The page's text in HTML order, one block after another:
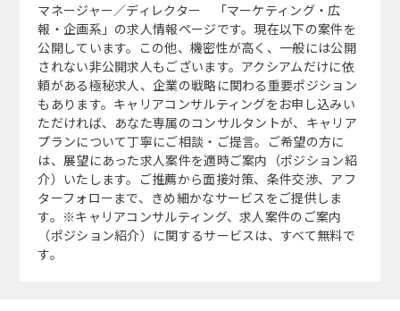
“展”職
コンサルタントの紹介
MBAキ
おわり
ステージ別アドバイス
MBAの転職事例
MBAからのFAQ
MBA留学生数の推移
インターン受入企業一覧
MBAを生かす求人特集
英文レ
職務経歴書の書き方
日本語履歴書テンプレート
よくある面接Q&A集
外資系／面接攻略のコツ
転職市場の明日をよめ
コンサルティングの現場から
転職成功への4つの鍵
キャリアに効く一冊
注目企業インタビュー
キャリアデザインセミナー
海外セミナー
キャリアフォーラム
プロ経営者の特別セミナー
Career Talk Live
MBA NETWORKING
主なクライアント
アクセス
採用情報
パブリシティ
ニュースリリース
マネージャー／ディレクター 「マーケティング・広
報・企画系」の求人情報ページです。現在以下の案件を
公開しています。この他、機密性が高く、一般には公開
されない非公開求人もございます。アクシアムだけに依
頼がある極秘求人、企業の戦略に関わる重要ポジション
もあります。キャリアコンサルティングをお申し込みい
ただければ、あなた専属のコンサルタントが、キャリア
プランについて丁寧にご相談・ご提言。ご希望の方に
は、展望にあった求人案件を適時ご案内（ポジション紹
介）いたします。ご推薦から面接対策、条件交渉、アフ
ターフォローまで、きめ細かなサービスをご提供しま
す。※キャリアコンサルティング、求人案件のご案内
（ポジション紹介）に関するサービスは、すべて無料で
す。